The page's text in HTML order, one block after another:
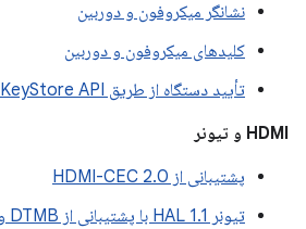
نشانگر میکروفون و دوربین
کلیدهای میکروفون و دوربین
تأیید دستگاه از طریق Android KeyStore API
HDMI و تیونر
پشتیبانی از HDMI-CEC 2.0
تیونر HAL 1.1 با پشتیبانی از DTMB و بهبود عملکرد